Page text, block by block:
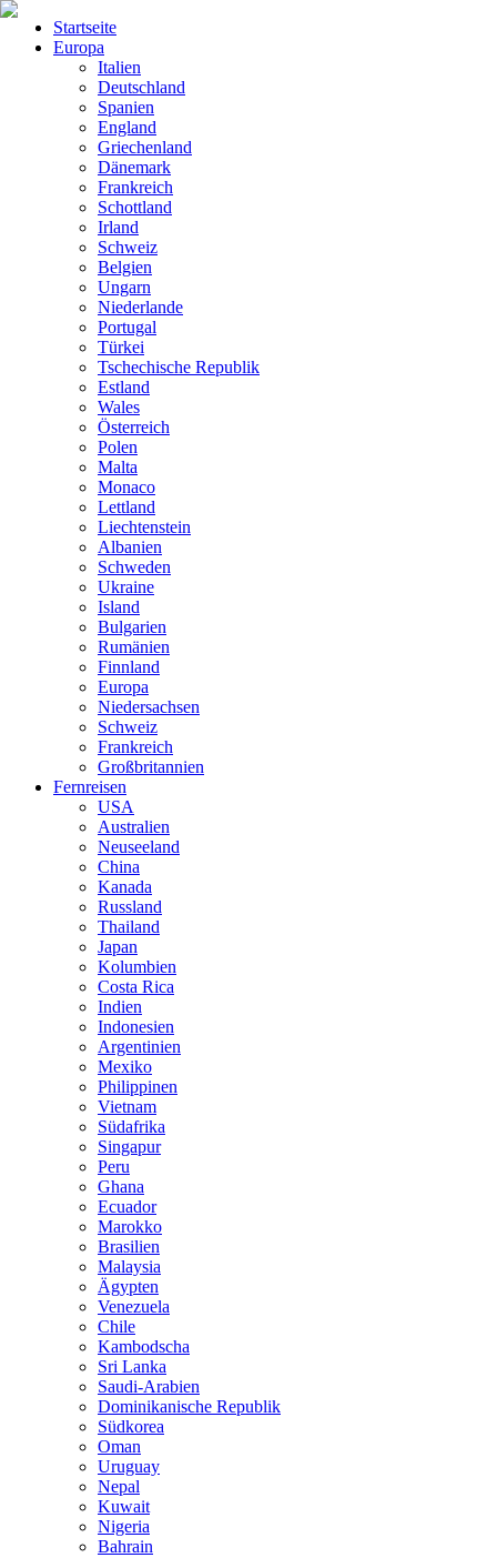
Startseite
Europa
Italien
Deutschland
Spanien
England
Griechenland
Dänemark
Frankreich
Schottland
Irland
Schweiz
Belgien
Ungarn
Niederlande
Portugal
Türkei
Tschechische Republik
Estland
Wales
Österreich
Polen
Malta
Monaco
Lettland
Liechtenstein
Albanien
Schweden
Ukraine
Island
Bulgarien
Rumänien
Finnland
Europa
Niedersachsen
Schweiz
Frankreich
Großbritannien
Fernreisen
USA
Australien
Neuseeland
China
Kanada
Russland
Thailand
Japan
Kolumbien
Costa Rica
Indien
Indonesien
Argentinien
Mexiko
Philippinen
Vietnam
Südafrika
Singapur
Peru
Ghana
Ecuador
Marokko
Brasilien
Malaysia
Ägypten
Venezuela
Chile
Kambodscha
Sri Lanka
Saudi-Arabien
Dominikanische Republik
Südkorea
Oman
Uruguay
Nepal
Kuwait
Nigeria
Bahrain